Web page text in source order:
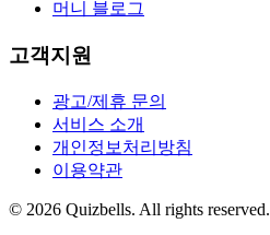
머니 블로그
고객지원
광고/제휴 문의
서비스 소개
개인정보처리방침
이용약관
© 2026 Quizbells. All rights reserved.